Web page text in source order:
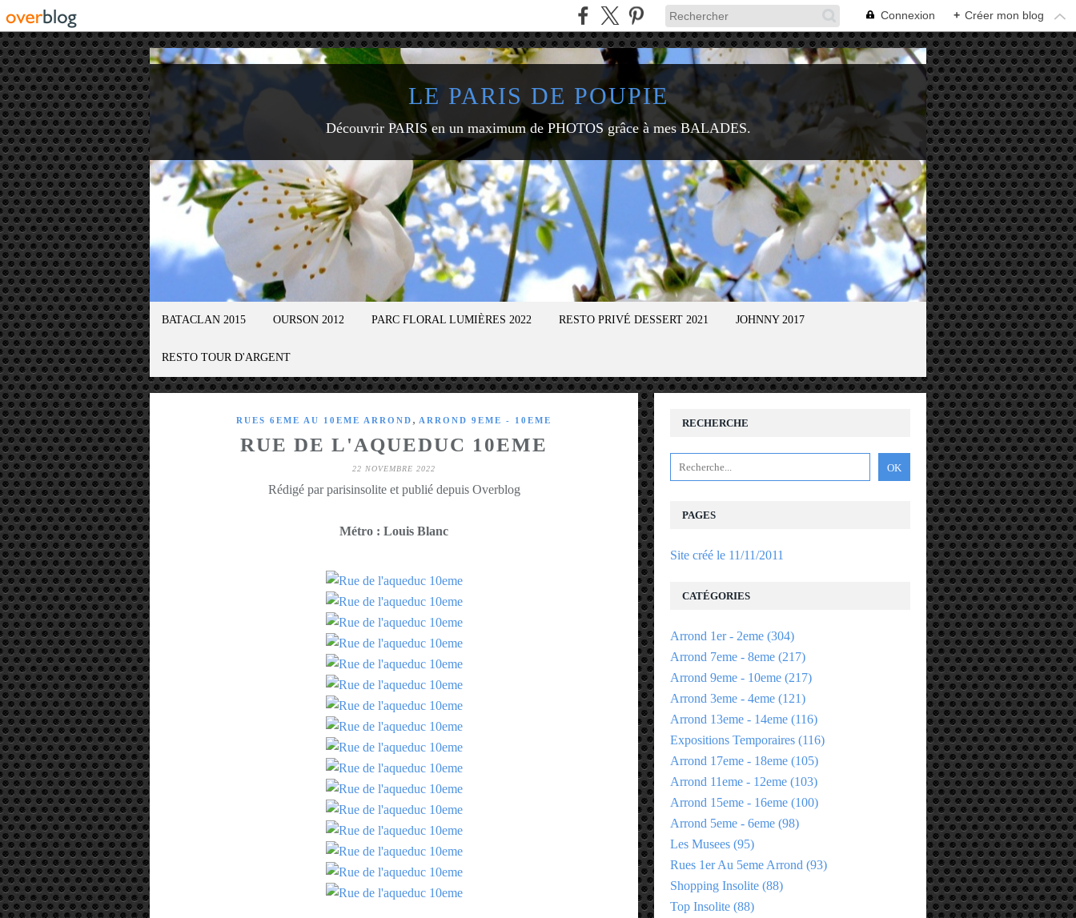
Connexion + Créer mon blog
LE PARIS DE POUPIE
Découvrir PARIS en un maximum de PHOTOS grâce à mes BALADES.
BATACLAN 2015 OURSON 2012 PARC FLORAL LUMIÈRES 2022 RESTO PRIVÉ DESSERT 2021 JOHNNY 2017
RESTO TOUR D'ARGENT
RUES 6EME AU 10EME ARROND , ARROND 9EME - 10EME
RUE DE L'AQUEDUC 10EME
22 NOVEMBRE 2022
Rédigé par parisinsolite et publié depuis Overblog
Métro : Louis Blanc
RECHERCHE
PAGES
Site créé le 11/11/2011
CATÉGORIES
Arrond 1er - 2eme (304)
Arrond 7eme - 8eme (217)
Arrond 9eme - 10eme (217)
Arrond 3eme - 4eme (121)
Arrond 13eme - 14eme (116)
Expositions Temporaires (116)
Arrond 17eme - 18eme (105)
Arrond 11eme - 12eme (103)
Arrond 15eme - 16eme (100)
Arrond 5eme - 6eme (98)
Les Musees (95)
Rues 1er Au 5eme Arrond (93)
Shopping Insolite (88)
Top Insolite (88)